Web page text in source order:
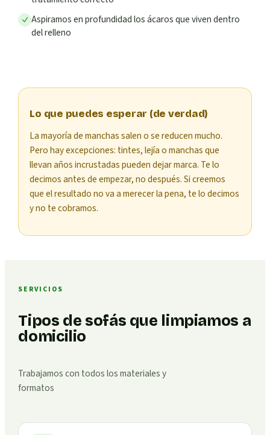
Aspiramos en profundidad los ácaros que viven dentro
del relleno
Lo que puedes esperar (de verdad)
La mayoría de manchas salen o se reducen mucho.
Pero hay excepciones: tintes, lejía o manchas que
llevan años incrustadas pueden dejar marca. Te lo
decimos antes de empezar, no después. Si creemos
que el resultado no va a merecer la pena, te lo decimos
y no te cobramos.
SERVICIOS
Tipos de sofás que limpiamos a
domicilio
Trabajamos con todos los materiales y
formatos